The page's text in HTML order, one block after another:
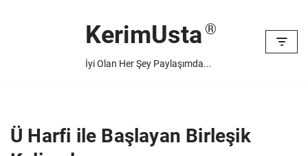
KerimUsta
İyi Olan Her Şey Paylaşımda...
Ü Harfi ile Başlayan Birleşik